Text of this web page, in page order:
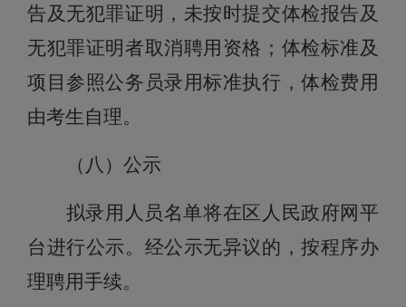
告及无犯罪证明，未按时提交体检报告及
无犯罪证明者取消聘用资格；体检标准及
项目参照公务员录用标准执行，体检费用
由考生自理。
（八）公示
拟录用人员名单将在区人民政府网平
台进行公示。经公示无异议的，按程序办
理聘用手续。